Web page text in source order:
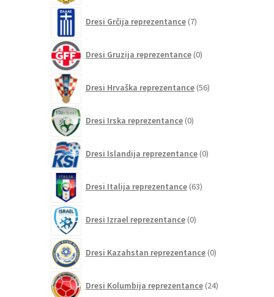
Dresi Grčija reprezentance 7izdelkov
Dresi Gruzija reprezentance 0izdelkov
Dresi Hrvaška reprezentance 56izdelkov
Dresi Irska reprezentance 0izdelkov
Dresi Islandija reprezentance 0izdelkov
Dresi Italija reprezentance 63izdelkov
Dresi Izrael reprezentance 0izdelkov
Dresi Kazahstan reprezentance 0izdelkov
Dresi Kolumbija reprezentance 24izdelkov